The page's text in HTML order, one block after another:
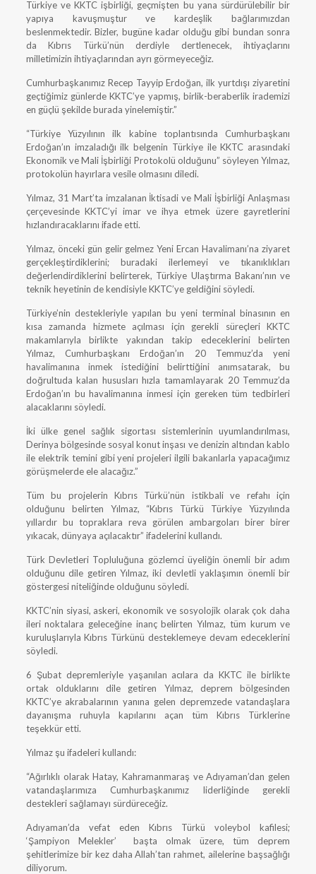
Türkiye ve KKTC işbirliği, geçmişten bu yana sürdürülebilir bir
yapıya kavuşmuştur ve kardeşlik bağlarımızdan
beslenmektedir. Bizler, bugüne kadar olduğu gibi bundan sonra
da Kıbrıs Türkü’nün derdiyle dertlenecek, ihtiyaçlarını
milletimizin ihtiyaçlarından ayrı görmeyeceğiz.
Cumhurbaşkanımız Recep Tayyip Erdoğan, ilk yurtdışı ziyaretini
geçtiğimiz günlerde KKTC’ye yapmış, birlik-beraberlik irademizi
en güçlü şekilde burada yinelemiştir.”
“Türkiye Yüzyılının ilk kabine toplantısında Cumhurbaşkanı
Erdoğan’ın imzaladığı ilk belgenin Türkiye ile KKTC arasındaki
Ekonomik ve Mali İşbirliği Protokolü olduğunu” söyleyen Yılmaz,
protokolün hayırlara vesile olmasını diledi.
Yılmaz, 31 Mart’ta imzalanan İktisadi ve Mali İşbirliği Anlaşması
çerçevesinde KKTC’yi imar ve ihya etmek üzere gayretlerini
hızlandıracaklarını ifade etti.
Yılmaz, önceki gün gelir gelmez Yeni Ercan Havalimanı’na ziyaret
gerçekleştirdiklerini; buradaki ilerlemeyi ve tıkanıklıkları
değerlendirdiklerini belirterek, Türkiye Ulaştırma Bakanı’nın ve
teknik heyetinin de kendisiyle KKTC’ye geldiğini söyledi.
Türkiye’nin destekleriyle yapılan bu yeni terminal binasının en
kısa zamanda hizmete açılması için gerekli süreçleri KKTC
makamlarıyla birlikte yakından takip edeceklerini belirten
Yılmaz, Cumhurbaşkanı Erdoğan’ın 20 Temmuz’da yeni
havalimanına inmek istediğini belirttiğini anımsatarak, bu
doğrultuda kalan hususları hızla tamamlayarak 20 Temmuz’da
Erdoğan’ın bu havalimanına inmesi için gereken tüm tedbirleri
alacaklarını söyledi.
İki ülke genel sağlık sigortası sistemlerinin uyumlandırılması,
Derinya bölgesinde sosyal konut inşası ve denizin altından kablo
ile elektrik temini gibi yeni projeleri ilgili bakanlarla yapacağımız
görüşmelerde ele alacağız.”
Tüm bu projelerin Kıbrıs Türkü’nün istikbali ve refahı için
olduğunu belirten Yılmaz, “Kıbrıs Türkü Türkiye Yüzyılında
yıllardır bu topraklara reva görülen ambargoları birer birer
yıkacak, dünyaya açılacaktır” ifadelerini kullandı.
Türk Devletleri Topluluğuna gözlemci üyeliğin önemli bir adım
olduğunu dile getiren Yılmaz, iki devletli yaklaşımın önemli bir
göstergesi niteliğinde olduğunu söyledi.
KKTC’nin siyasi, askeri, ekonomik ve sosyolojik olarak çok daha
ileri noktalara geleceğine inanç belirten Yılmaz, tüm kurum ve
kuruluşlarıyla Kıbrıs Türkünü desteklemeye devam edeceklerini
söyledi.
6 Şubat depremleriyle yaşanılan acılara da KKTC ile birlikte
ortak olduklarını dile getiren Yılmaz, deprem bölgesinden
KKTC’ye akrabalarının yanına gelen depremzede vatandaşlara
dayanışma ruhuyla kapılarını açan tüm Kıbrıs Türklerine
teşekkür etti.
Yılmaz şu ifadeleri kullandı:
“Ağırlıklı olarak Hatay, Kahramanmaraş ve Adıyaman’dan gelen
vatandaşlarımıza Cumhurbaşkanımız liderliğinde gerekli
destekleri sağlamayı sürdüreceğiz.
Adıyaman’da vefat eden Kıbrıs Türkü voleybol kafilesi;
‘Şampiyon Melekler’ başta olmak üzere, tüm deprem
şehitlerimize bir kez daha Allah’tan rahmet, ailelerine başsağlığı
diliyorum.